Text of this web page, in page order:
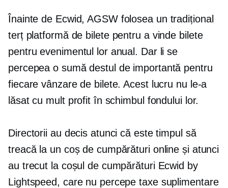
Înainte de Ecwid, AGSW folosea un tradițional
terțplatformă de bilete pentru a vinde bilete
pentru evenimentul lor anual. Dar li se
percepea o sumă destul de importantă pentru
fiecare vânzare de bilete. Acest lucru nu le-a
lăsat cu mult profit în schimbul fondului lor.
Directorii au decis atunci că este timpul să
treacă la un coș de cumpărături online și atunci
au trecut la coșul de cumpărături Ecwid by
Lightspeed, care nu percepe taxe suplimentare